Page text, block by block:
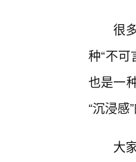
很
种“不
也是一
“沉浸感
大